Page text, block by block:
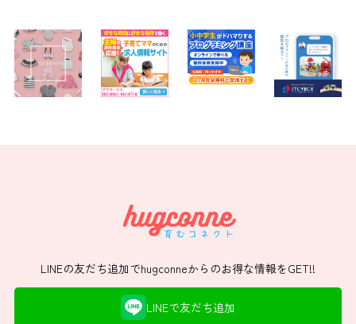
LINEの友だち追加でhugconneからのお得な情報をGET!!
LINEで友だち追加